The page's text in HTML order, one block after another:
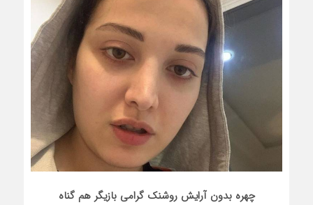
چهره بدون آرایش روشنک گرامی بازیگر هم گناه